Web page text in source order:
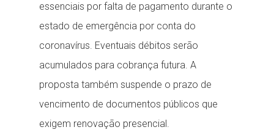
essenciais por falta de pagamento durante o
estado de emergência por conta do
coronavírus. Eventuais débitos serão
acumulados para cobrança futura. A
proposta também suspende o prazo de
vencimento de documentos públicos que
exigem renovação presencial.